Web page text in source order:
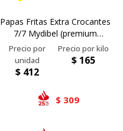
Papas Fritas Extra Crocantes
7/7 Mydibel (premium
Crunch) - 2,5 Kg
$ 412
$ 165
$ 309